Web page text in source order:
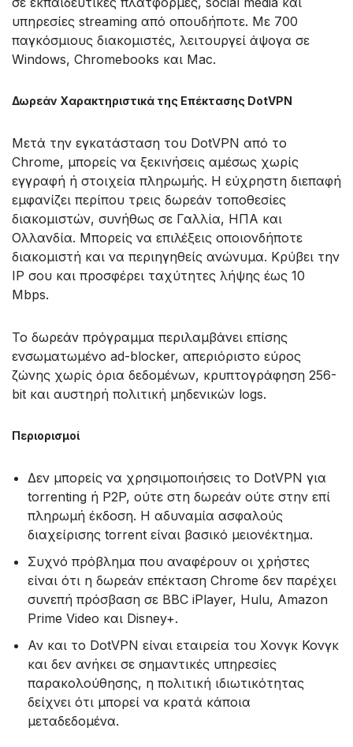
υπηρεσίες streaming από οπουδήποτε. Με 700
παγκόσμιους διακομιστές, λειτουργεί άψογα σε
Windows, Chromebooks και Mac.
Δωρεάν Χαρακτηριστικά της Επέκτασης DotVPN
Μετά την εγκατάσταση του DotVPN από το
Chrome, μπορείς να ξεκινήσεις αμέσως χωρίς
εγγραφή ή στοιχεία πληρωμής. Η εύχρηστη διεπαφή
εμφανίζει περίπου τρεις δωρεάν τοποθεσίες
διακομιστών, συνήθως σε Γαλλία, ΗΠΑ και
Ολλανδία. Μπορείς να επιλέξεις οποιονδήποτε
διακομιστή και να περιηγηθείς ανώνυμα. Κρύβει την
IP σου και προσφέρει ταχύτητες λήψης έως 10
Mbps.
Το δωρεάν πρόγραμμα περιλαμβάνει επίσης
ενσωματωμένο ad-blocker, απεριόριστο εύρος
ζώνης χωρίς όρια δεδομένων, κρυπτογράφηση 256-
bit και αυστηρή πολιτική μηδενικών logs.
Περιορισμοί
Δεν μπορείς να χρησιμοποιήσεις το DotVPN για
torrenting ή P2P, ούτε στη δωρεάν ούτε στην επί
πληρωμή έκδοση. Η αδυναμία ασφαλούς
διαχείρισης torrent είναι βασικό μειονέκτημα.
Συχνό πρόβλημα που αναφέρουν οι χρήστες
είναι ότι η δωρεάν επέκταση Chrome δεν παρέχει
συνεπή πρόσβαση σε BBC iPlayer, Hulu, Amazon
Prime Video και Disney+.
Αν και το DotVPN είναι εταιρεία του Χονγκ Κονγκ
και δεν ανήκει σε σημαντικές υπηρεσίες
παρακολούθησης, η πολιτική ιδιωτικότητας
δείχνει ότι μπορεί να κρατά κάποια
μεταδεδομένα.